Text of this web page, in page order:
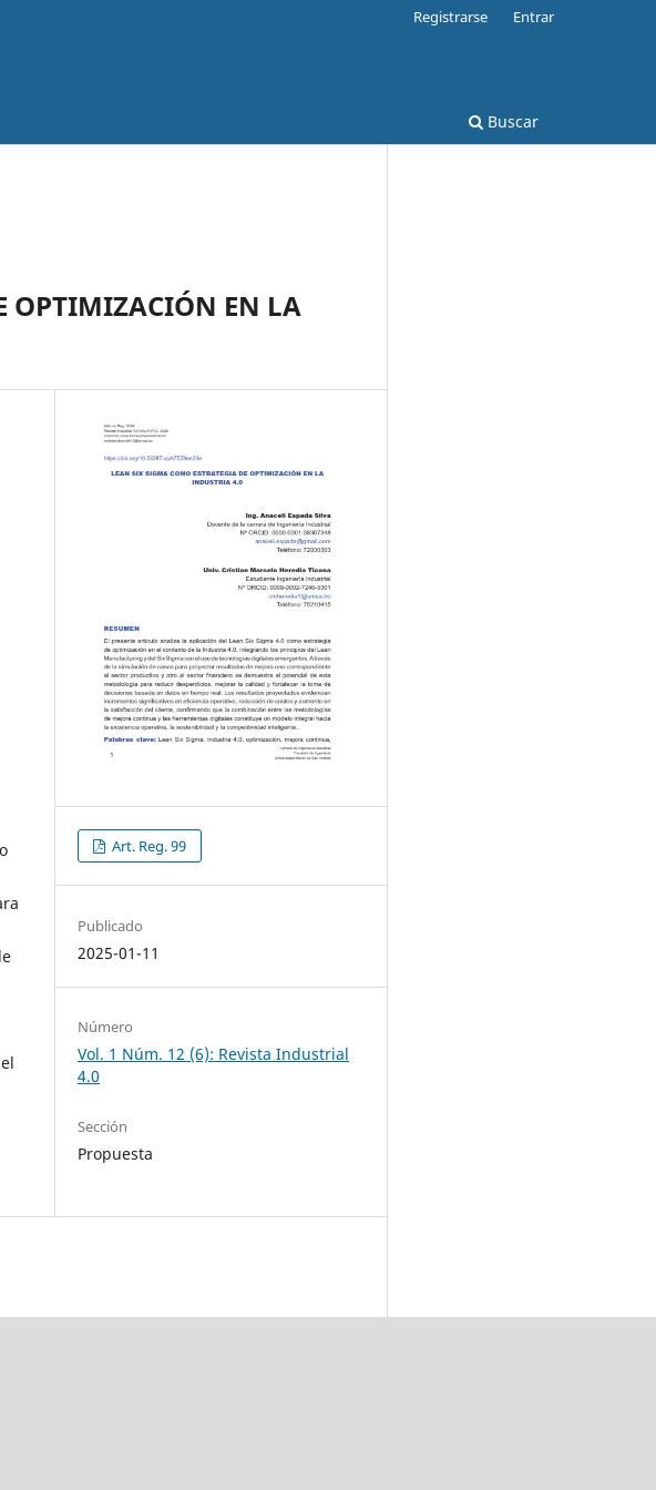
Buscar
Registrarse Entrar
OPTIMIZACIÓN EN LA
Art. Reg. 99
Publicado
2025-01-11
Número
Vol. 1 Núm. 12 (6): Revista Industrial
4.0
Sección
Propuesta